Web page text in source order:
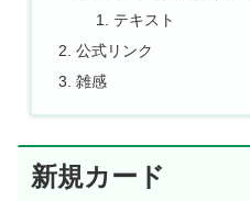
テキスト
公式リンク
雑感
新規カード